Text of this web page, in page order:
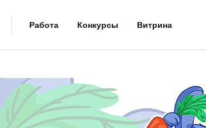
Работа Конкурсы Витрина